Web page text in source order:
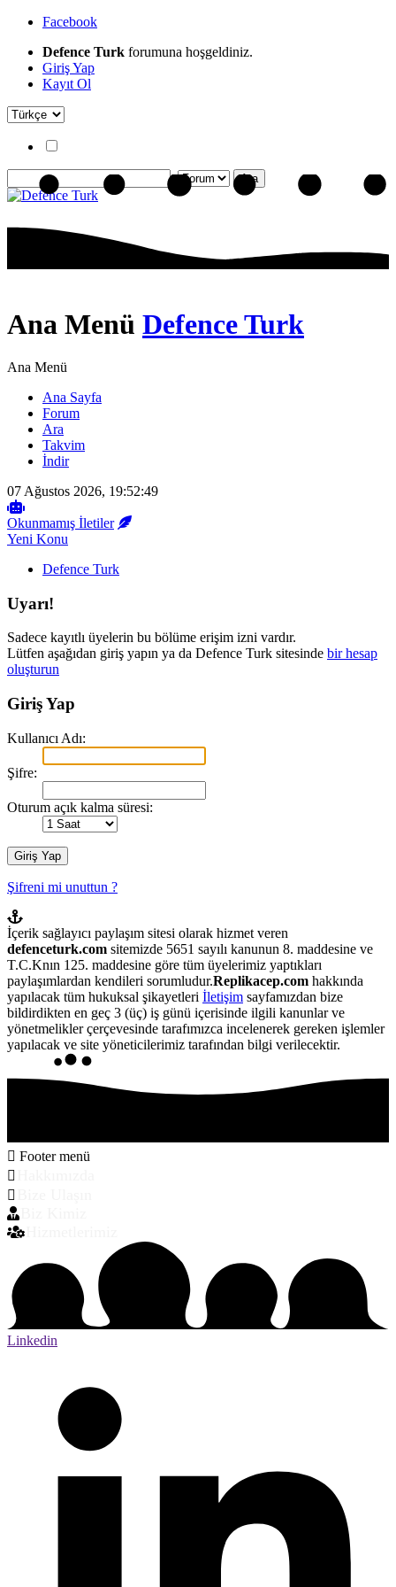
Facebook
Defence Turk forumuna hoşgeldiniz.
Giriş Yap
Kayıt Ol
Ana Menü Defence Turk
Ana Menü
Ana Sayfa
Forum
Ara
Takvim
İndir
07 Ağustos 2026, 19:52:49
Okunmamış İletiler
Yeni Konu
Defence Turk
Uyarı!
Sadece kayıtlı üyelerin bu bölüme erişim izni vardır.
Lütfen aşağıdan giriş yapın ya da Defence Turk sitesinde bir hesap
oluşturun
Giriş Yap
Kullanıcı Adı:
Şifre:
Oturum açık kalma süresi:
Şifreni mi unuttun ?
İçerik sağlayıcı paylaşım sitesi olarak hizmet veren
defenceturk.com sitemizde 5651 sayılı kanunun 8. maddesine ve
T.C.Knın 125. maddesine göre tüm üyelerimiz yaptıkları
paylaşımlardan kendileri sorumludur.Replikacep.com hakkında
yapılacak tüm hukuksal şikayetleri İletişim sayfamızdan bize
bildirdikten en geç 3 (üç) iş günü içerisinde ilgili kanunlar ve
yönetmelikler çerçevesinde tarafımızca incelenerek gereken işlemler
yapılacak ve site yöneticilerimiz tarafından bilgi verilecektir.
Footer menü
Linkedin